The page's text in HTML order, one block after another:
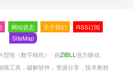
网站状态 关于我们
RSS订阅
SiteMap
贸啦（数字移民） · 由ZIBLL 强力驱动.
墙工具，破解软件，资源分享，技术教程